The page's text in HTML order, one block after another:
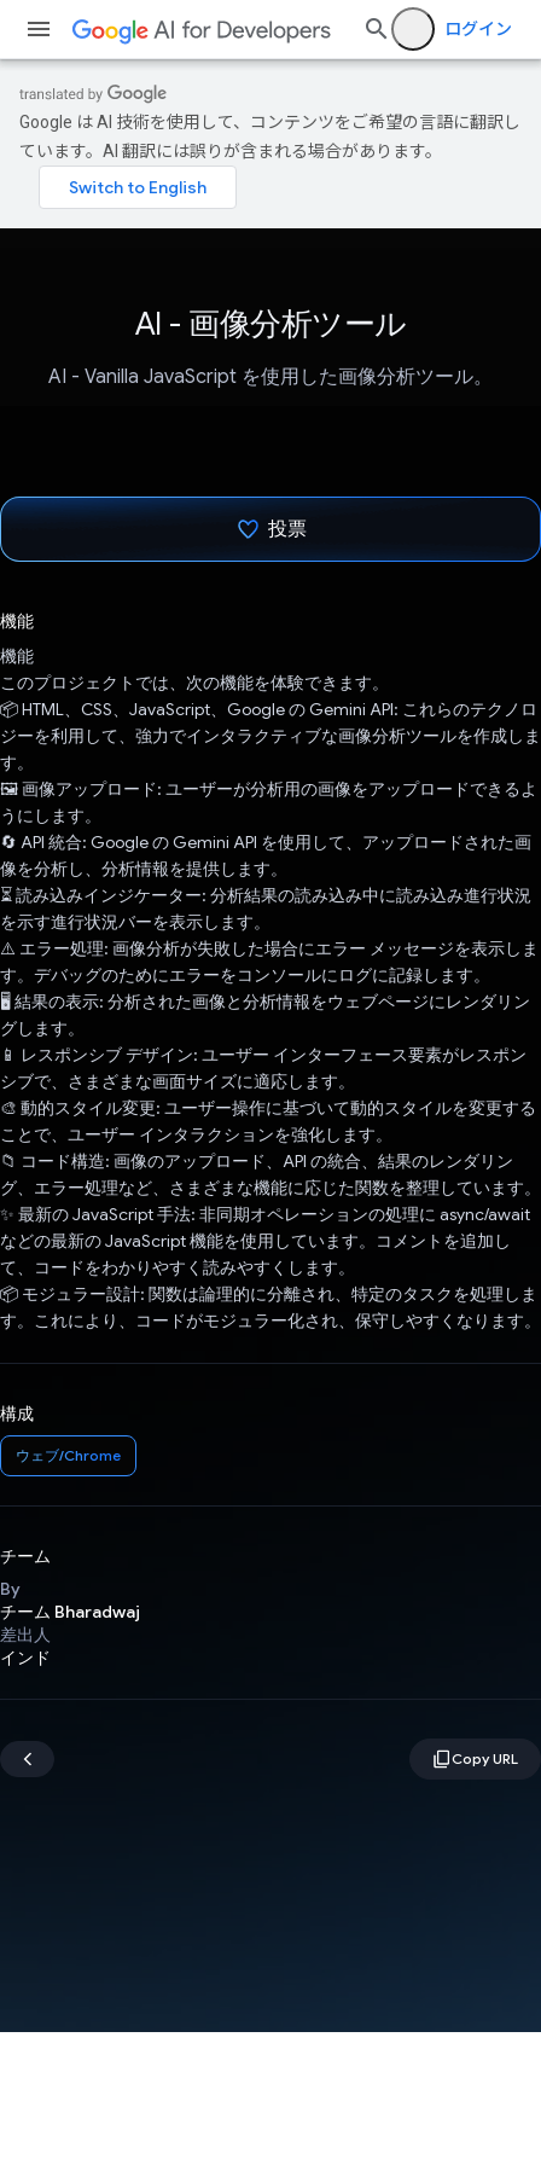
ログイン
Google は AI 技術を使用して、コンテンツをご希望の言語に翻訳し
ています。AI 翻訳には誤りが含まれる場合があります。
AI - 画像分析ツール
AI - Vanilla JavaScript を使用した画像分析ツール。
投票
機能
機能
このプロジェクトでは、次の機能を体験できます。
📦 HTML、CSS、JavaScript、Google の Gemini API: これらのテクノロ
ジーを利用して、強力でインタラクティブな画像分析ツールを作成しま
す。
🖼️ 画像アップロード: ユーザーが分析用の画像をアップロードできるよ
うにします。
🔄 API 統合: Google の Gemini API を使用して、アップロードされた画
像を分析し、分析情報を提供します。
⏳ 読み込みインジケーター: 分析結果の読み込み中に読み込み進行状況
を示す進行状況バーを表示します。
⚠️ エラー処理: 画像分析が失敗した場合にエラー メッセージを表示しま
す。デバッグのためにエラーをコンソールにログに記録します。
🖥️ 結果の表示: 分析された画像と分析情報をウェブページにレンダリン
グします。
📱 レスポンシブ デザイン: ユーザー インターフェース要素がレスポン
シブで、さまざまな画面サイズに適応します。
🎨 動的スタイル変更: ユーザー操作に基づいて動的スタイルを変更する
ことで、ユーザー インタラクションを強化します。
📁 コード構造: 画像のアップロード、API の統合、結果のレンダリン
グ、エラー処理など、さまざまな機能に応じた関数を整理しています。
✨ 最新の JavaScript 手法: 非同期オペレーションの処理に async/await
などの最新の JavaScript 機能を使用しています。コメントを追加し
て、コードをわかりやすく読みやすくします。
📦 モジュラー設計: 関数は論理的に分離され、特定のタスクを処理しま
す。これにより、コードがモジュラー化され、保守しやすくなります。
構成
ウェブ/Chrome
チーム
By
チーム Bharadwaj
差出人
インド